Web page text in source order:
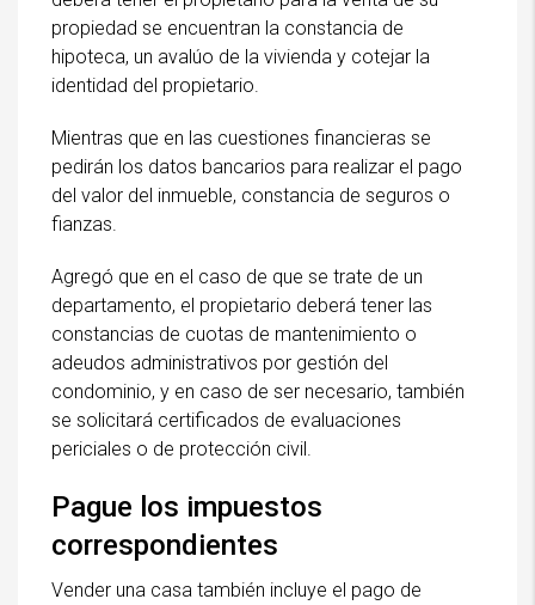
propiedad se encuentran la constancia de
hipoteca, un avalúo de la vivienda y cotejar la
identidad del propietario.
Mientras que en las cuestiones financieras se
pedirán los datos bancarios para realizar el pago
del valor del inmueble, constancia de seguros o
fianzas.
Agregó que en el caso de que se trate de un
departamento, el propietario deberá tener las
constancias de cuotas de mantenimiento o
adeudos administrativos por gestión del
condominio, y en caso de ser necesario, también
se solicitará certificados de evaluaciones
periciales o de protección civil.
Pague los impuestos
correspondientes
Vender una casa también incluye el pago de